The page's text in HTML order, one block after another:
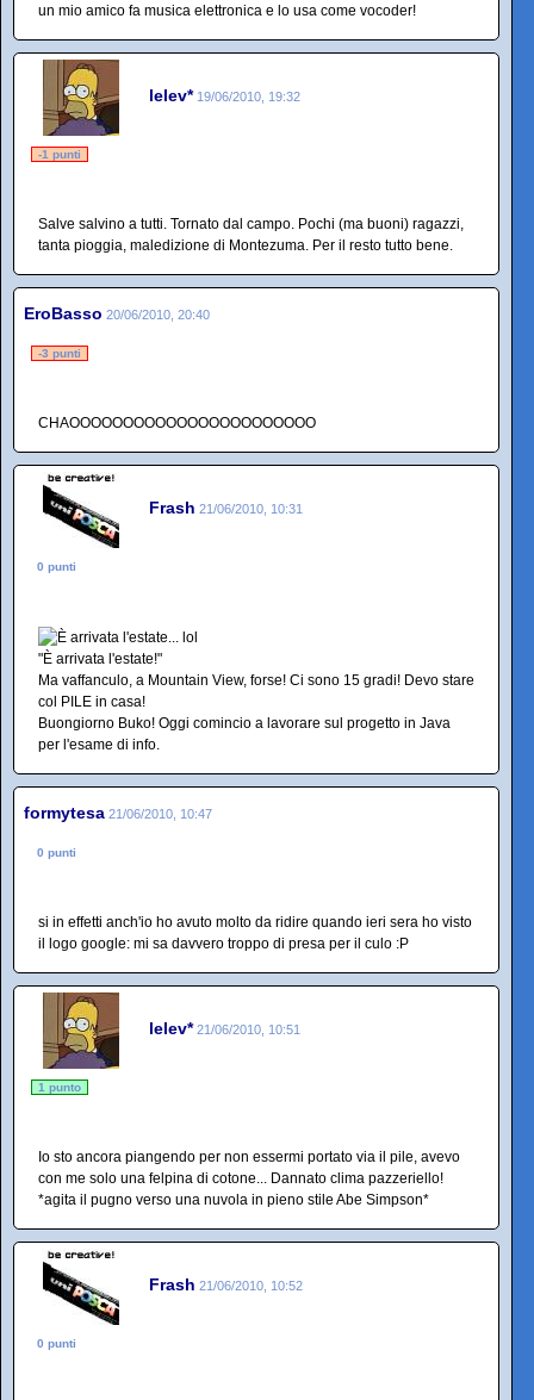
un mio amico fa musica elettronica e lo usa come vocoder!
lelev* 19/06/2010, 19:32
-1 punti
Salve salvino a tutti. Tornato dal campo. Pochi (ma buoni) ragazzi,
tanta pioggia, maledizione di Montezuma. Per il resto tutto bene.
EroBasso 20/06/2010, 20:40
-3 punti
CHAOOOOOOOOOOOOOOOOOOOOOOO
Frash 21/06/2010, 10:31
0 punti
"È arrivata l'estate!"
Ma vaffanculo, a Mountain View, forse! Ci sono 15 gradi! Devo stare
col PILE in casa!
Buongiorno Buko! Oggi comincio a lavorare sul progetto in Java
per l'esame di info.
formytesa 21/06/2010, 10:47
0 punti
si in effetti anch'io ho avuto molto da ridire quando ieri sera ho visto
il logo google: mi sa davvero troppo di presa per il culo :P
lelev* 21/06/2010, 10:51
1 punto
Io sto ancora piangendo per non essermi portato via il pile, avevo
con me solo una felpina di cotone... Dannato clima pazzeriello!
*agita il pugno verso una nuvola in pieno stile Abe Simpson*
Frash 21/06/2010, 10:52
0 punti